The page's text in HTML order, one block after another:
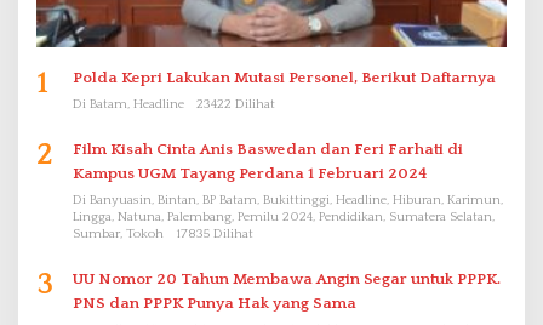
1 Polda Kepri Lakukan Mutasi Personel, Berikut Daftarnya
Di Batam, Headline 23422 Dilihat
2
Film Kisah Cinta Anis Baswedan dan Feri Farhati di
Kampus UGM Tayang Perdana 1 Februari 2024
Di Banyuasin, Bintan, BP Batam, Bukittinggi, Headline, Hiburan, Karimun,
Lingga, Natuna, Palembang, Pemilu 2024, Pendidikan, Sumatera Selatan,
Sumbar, Tokoh
17835 Dilihat
3
UU Nomor 20 Tahun Membawa Angin Segar untuk PPPK.
PNS dan PPPK Punya Hak yang Sama